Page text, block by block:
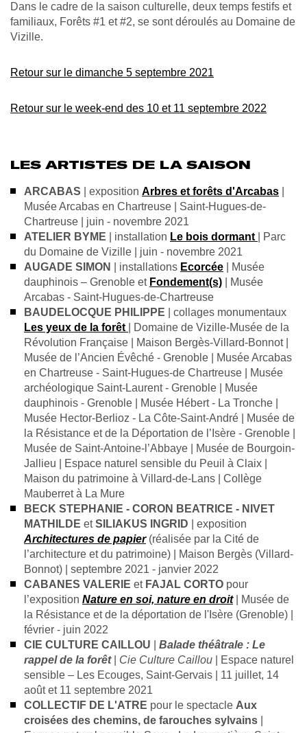
Dans le cadre de la saison culturelle, deux temps festifs et
familiaux, Forêts #1 et #2, se sont déroulés au Domaine de
Vizille.
Retour sur le dimanche 5 septembre 2021
Retour sur le week-end des 10 et 11 septembre 2022
LES ARTISTES DE LA SAISON
ARCABAS | exposition Arbres et forêts d'Arcabas
Musée Arcabas en Chartreuse | Saint-Hugues-de-
Chartreuse | juin - novembre 2021
ATELIER BYME | installation Le bois dormant
| Parc
du Domaine de Vizille | juin - novembre 2021
AUGADE SIMON
| installations Ecorcée | Musée
dauphinois – Grenoble et Fondement(s) | Musée
Arcabas - Saint-Hugues-de-Chartreuse
BAUDELOCQUE PHILIPPE
| collages monumentaux
Les yeux de la forêt
| Domaine de Vizille-Musée de la
Révolution Française | Maison Bergès-Villard-Bonnot |
Musée de l’Ancien Évêché - Grenoble | Musée Arcabas
en Chartreuse - Saint-Hugues-de Chartreuse | Musée
archéologique Saint-Laurent - Grenoble | Musée
dauphinois - Grenoble | Musée Hébert - La Tronche |
Musée Hector-Berlioz - La Côte-Saint-André | Musée de
la Résistance et de la Déportation de l’Isère - Grenoble |
Musée de Saint-Antoine-l’Abbaye | Musée de Bourgoin-
Jallieu | Espace naturel sensible du Peuil à Claix |
Maison du patrimoine à Villard-de-Lans | Collège
Mauberret à La Mure
BECK STEPHANIE - CORON BEATRICE - NIVET
MATHILDE etSILIAKUS INGRID | exposition
Architectures de papier (réalisée par la Cité de
l’architecture et du patrimoine) | Maison Bergès (Villard-
Bonnot) | septembre 2021 - janvier 2022
CABANES VALERIE et FAJAL CORTO pour
l’exposition Nature en soi, nature en droit| Musée de
la Résistance et de la déportation de l'Isère (Grenoble) |
février - juin 2022
CIE CULTURE CAILLOU
Balade théâtrale : Le
rappel de la forêt| Cie Culture Caillou | Espace naturel
sensible – Les Ecouges, Saint-Gervais | 11 juillet, 14
août et 11 septembre 2021
COLLECTIF DE L'ATRE pour le spectacle Aux
croisées des chemins, de farouches sylvains